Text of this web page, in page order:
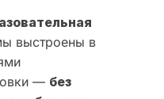
выстроены в
— без